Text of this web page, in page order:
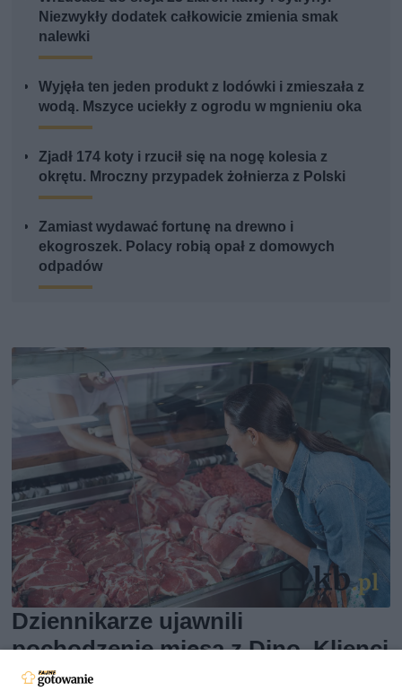
Niezwykły dodatek całkowicie zmienia smak
nalewki
Wyjęła ten jeden produkt z lodówki i zmieszała z
wodą. Mszyce uciekły z ogrodu w mgnieniu oka
Zjadł 174 koty i rzucił się na nogę kolesia z
okrętu. Mroczny przypadek żołnierza z Polski
Zamiast wydawać fortunę na drewno i
ekogroszek. Polacy robią opał z domowych
odpadów
Dziennikarze ujawnili
pochodzenie mięsa z Dino. Klienci
zaskoczeni